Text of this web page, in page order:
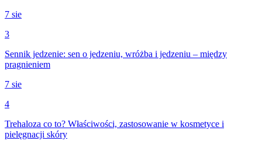
7 sie
3
Sennik jedzenie: sen o jedzeniu, wróżba i jedzeniu – między
pragnieniem
7 sie
4
Trehaloza co to? Właściwości, zastosowanie w kosmetyce i
pielęgnacji skóry